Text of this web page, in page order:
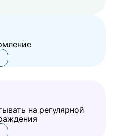
на регулярной